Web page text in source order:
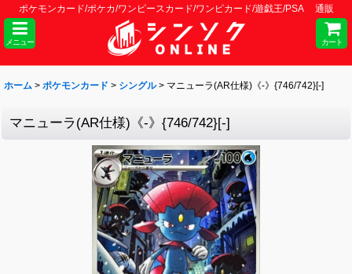
ポケモンカード/ポケカ/ワンピースカード/ワンピカード/遊戯王/PSA 通販
メニュー カート
ホーム > ポケモンカード > シングル > マニューラ(AR仕様)《-》{746/742}[-]
マニューラ(AR仕様)《-》{746/742}[-]